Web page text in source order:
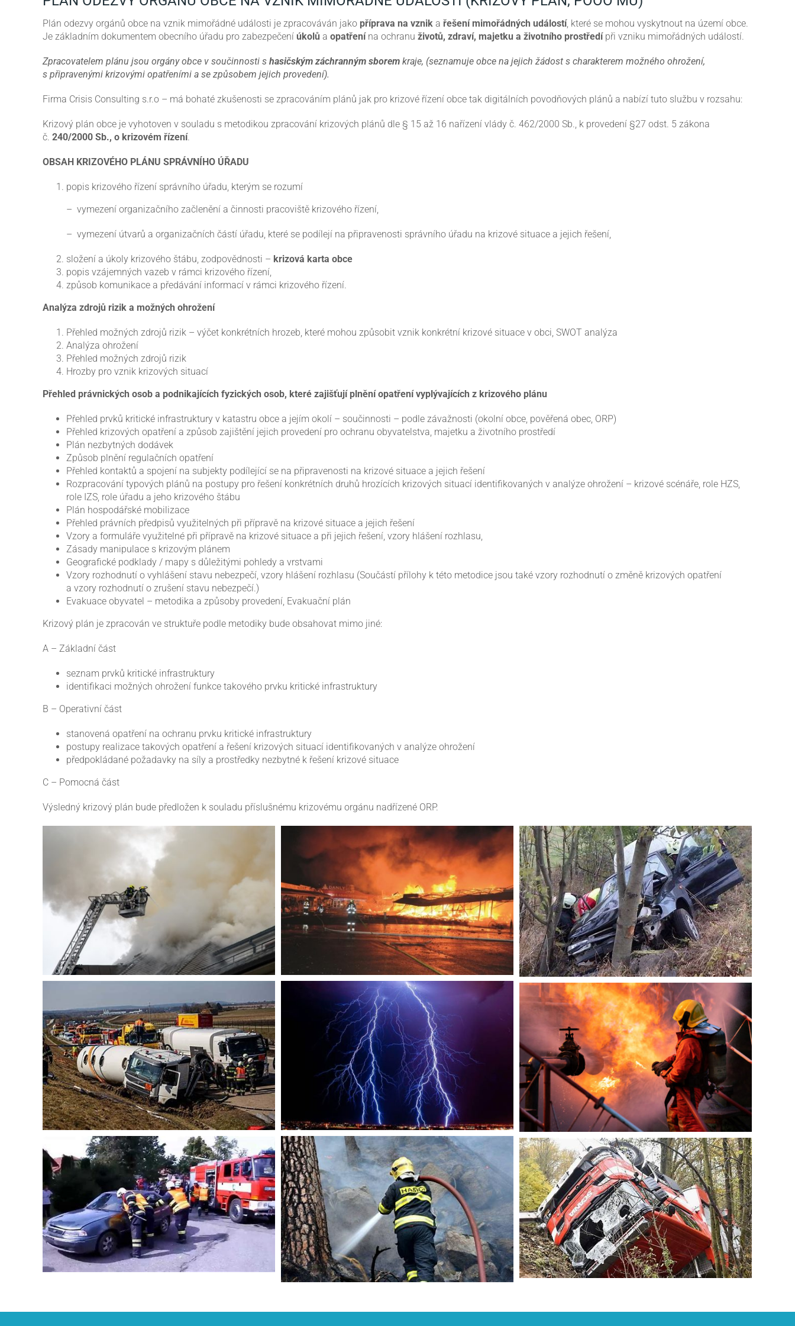
Plán odezvy orgánů obce na vznik mimořádné události je zpracováván jako příprava na vznik a řešení mimořádných událostí, které se mohou vyskytnout na území obce.
Je základním dokumentem obecního úřadu pro zabezpečení úkolů a opatřenína ochranu životů, zdraví, majetku a životního prostředípři vzniku mimořádných událostí.
Zpracovatelem plánu jsou orgány obce v součinnosti s hasičským záchranným sborem kraje, (seznamuje obce na jejich žádost s charakterem možného ohrožení,
s připravenými krizovými opatřeními a se způsobem jejich provedení).
Firma Crisis Consulting s.r.o – má bohaté zkušenosti se zpracováním plánů jak pro krizové řízení obce tak digitálních povodňových plánů a nabízí tuto službu v rozsahu:
Krizový plán obce je vyhotoven v souladu s metodikou zpracování krizových plánů dle § 15 až 16 nařízení vlády č. 462/2000 Sb., k provedení §27 odst. 5 zákona
č. 240/2000 Sb., o krizovém řízení.
OBSAH KRIZOVÉHO PLÁNU SPRÁVNÍHO ÚŘADU
popis krizového řízení správního úřadu, kterým se rozumí
– vymezení organizačního začlenění a činnosti pracoviště krizového řízení,
– vymezení útvarů a organizačních částí úřadu, které se podílejí na připravenosti správního úřadu na krizové situace a jejich řešení,
složení a úkoly krizového štábu, zodpovědnosti – krizová karta obce
popis vzájemných vazeb v rámci krizového řízení,
způsob komunikace a předávání informací v rámci krizového řízení.
Analýza zdrojů rizik a možných ohrožení
Přehled možných zdrojů rizik – výčet konkrétních hrozeb, které mohou způsobit vznik konkrétní krizové situace v obci, SWOT analýza
Analýza ohrožení
Přehled možných zdrojů rizik
Hrozby pro vznik krizových situací
Přehled právnických osob a podnikajících fyzických osob, které zajišťujíplnění opatření vyplývajících z krizového plánu
Přehled prvků kritické infrastruktury v katastru obce a jejím okolí – součinnosti – podle závažnosti (okolní obce, pověřená obec, ORP)
Přehled krizových opatření a způsob zajištění jejich provedení pro ochranu obyvatelstva, majetku a životního prostředí
Plán nezbytných dodávek
Způsob plnění regulačních opatření
Přehled kontaktů a spojení na subjekty podílející se na připravenosti na krizové situace a jejich řešení
Rozpracování typových plánů na postupy pro řešení konkrétních druhů hrozících krizových situací identifikovaných v analýze ohrožení – krizové scénáře, role HZS,
role IZS, role úřadu a jeho krizového štábu
Plán hospodářské mobilizace
Přehled právních předpisů využitelných při přípravě na krizové situace a jejich řešení
Vzory a formuláře využitelné při přípravě na krizové situace a při jejich řešení, vzory hlášení rozhlasu,
Zásady manipulace s krizovým plánem
Geografické podklady / mapy s důležitými pohledy a vrstvami
Vzory rozhodnutí o vyhlášení stavu nebezpečí, vzory hlášení rozhlasu (Součástí přílohy k této metodice jsou také vzory rozhodnutí o změně krizových opatření
a vzory rozhodnutí o zrušení stavu nebezpečí.)
Evakuace obyvatel – metodika a způsoby provedení, Evakuační plán
Krizový plán je zpracován ve struktuře podle metodiky bude obsahovat mimo jiné:
A – Základní část
seznam prvků kritické infrastruktury
identifikaci možných ohrožení funkce takového prvku kritické infrastruktury
B – Operativní část
stanovená opatření na ochranu prvku kritické infrastruktury
postupy realizace takových opatření a řešení krizových situací identifikovaných v analýze ohrožení
předpokládané požadavky na síly a prostředky nezbytné k řešení krizové situace
C – Pomocná část
Výsledný krizový plán bude předložen k souladu příslušnému krizovému orgánu nadřízené ORP.